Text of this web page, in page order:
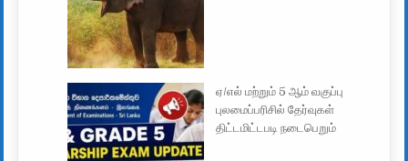
ஏ/எல் மற்றும் 5 ஆம் வகுப்பு
புலமைப்பரிசில் தேர்வுகள்
திட்டமிட்டபடி நடைபெறும்